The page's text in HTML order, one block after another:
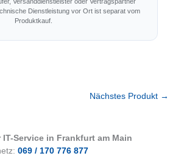
Versanddienstleister oder Vertragspartner
Dienstleistung vor Ort ist separat vom
Produktkauf.
Nächstes Produkt →
IT-Service in Frankfurt am Main
069 / 170 776 877